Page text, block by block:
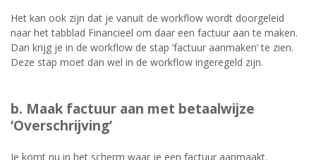
Het kan ook zijn dat je vanuit de workflow wordt doorgeleid
naar het tabblad Financieel om daar een factuur aan te maken.
Dan krijg je in de workflow de stap ‘factuur aanmaken’ te zien.
Deze stap moet dan wel in de workflow ingeregeld zijn.
b. Maak factuur aan met betaalwijze
‘Overschrijving’
Je komt nu in het scherm waar je een factuur aanmaakt.